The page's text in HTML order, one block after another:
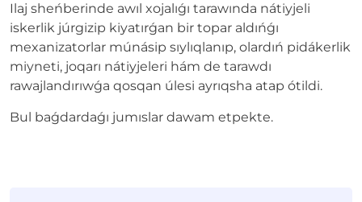
Ilaj sheńberinde awıl xojalıǵı tarawında nátiyjeli
iskerlik júrgizip kiyatırǵan bir topar aldıńǵı
mexanizatorlar múnásip sıylıqlanıp, olardıń pidákerlik
miyneti, joqarı nátiyjeleri hám de tarawdı
rawajlandırıwǵa qosqan úlesi ayrıqsha atap ótildi.
Bul baǵdardaǵı jumıslar dawam etpekte.